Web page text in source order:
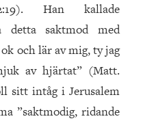
Han kallade
detta saktmod med
och lär av mig, ty jag
av hjärtat” (Matt.
sitt intåg i Jerusalem
”saktmodig, ridande